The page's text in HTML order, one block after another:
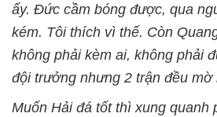
ấy. Đức cầm bóng được, qua
kém. Tôi thích vì thế. Còn
không phải kèm ai, không phải
đội trưởng nhưng 2 trận đều mờ
Muốn Hải đá tốt thì xung quanh